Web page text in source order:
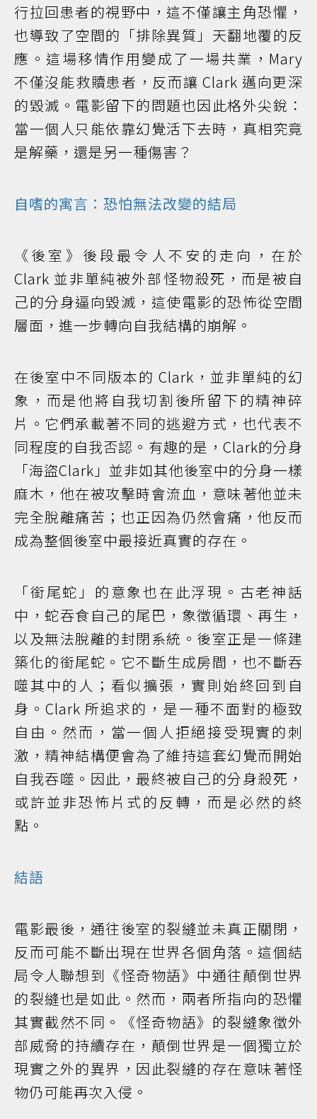
行拉回患者的視野中，這不僅讓主角恐懼，
也導致了空間的「排除異質」天翻地覆的反
應。這場移情作用變成了一場共業，Mary
不僅沒能救贖患者，反而讓 Clark 邁向更深
的毀滅。電影留下的問題也因此格外尖銳：
當一個人只能依靠幻覺活下去時，真相究竟
是解藥，還是另一種傷害？
自嗜的寓言：恐怕無法改變的結局
《後室》後段最令人不安的走向，在於
Clark 並非單純被外部怪物殺死，而是被自
己的分身逼向毀滅，這使電影的恐怖從空間
層面，進一步轉向自我結構的崩解。
在後室中不同版本的 Clark，並非單純的幻
象，而是他將自我切割後所留下的精神碎
片。它們承載著不同的逃避方式，也代表不
同程度的自我否認。有趣的是，Clark的分身
「海盜Clark」並非如其他後室中的分身一樣
麻木，他在被攻擊時會流血，意味著他並未
完全脫離痛苦；也正因為仍然會痛，他反而
成為整個後室中最接近真實的存在。
「銜尾蛇」的意象也在此浮現。古老神話
中，蛇吞食自己的尾巴，象徵循環、再生，
以及無法脫離的封閉系統。後室正是一條建
築化的銜尾蛇。它不斷生成房間，也不斷吞
噬其中的人；看似擴張，實則始終回到自
身。Clark 所追求的，是一種不面對的極致
自由。然而，當一個人拒絕接受現實的刺
激，精神結構便會為了維持這套幻覺而開始
自我吞噬。因此，最終被自己的分身殺死，
或許並非恐怖片式的反轉，而是必然的終
點。
結語
電影最後，通往後室的裂縫並未真正關閉，
反而可能不斷出現在世界各個角落。這個結
局令人聯想到《怪奇物語》中通往顛倒世界
的裂縫也是如此。然而，兩者所指向的恐懼
其實截然不同。《怪奇物語》的裂縫象徵外
部威脅的持續存在，顛倒世界是一個獨立於
現實之外的異界，因此裂縫的存在意味著怪
物仍可能再次入侵。